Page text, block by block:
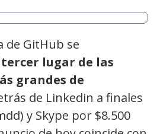
de GitHub se
tercer lugar de las
grandes de
de Linkedin a finales
y Skype por $8.500